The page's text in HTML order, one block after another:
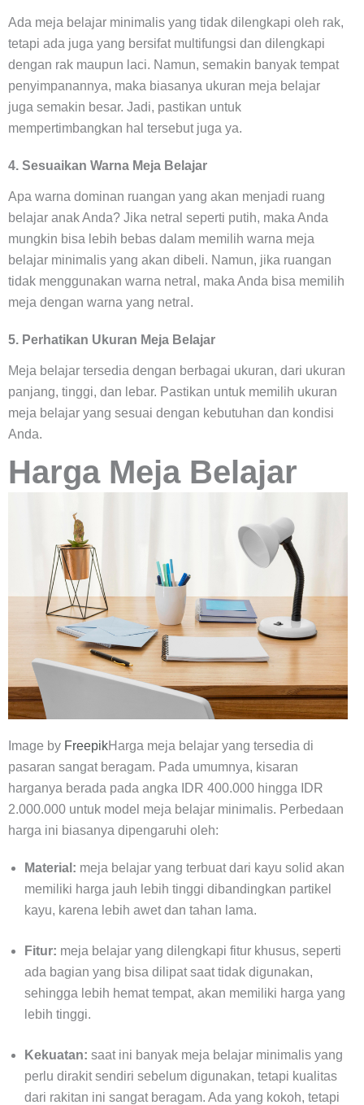
Ada meja belajar minimalis yang tidak dilengkapi oleh rak,
tetapi ada juga yang bersifat multifungsi dan dilengkapi
dengan rak maupun laci. Namun, semakin banyak tempat
penyimpanannya, maka biasanya ukuran meja belajar
juga semakin besar. Jadi, pastikan untuk
mempertimbangkan hal tersebut juga ya.
4. Sesuaikan Warna Meja Belajar
Apa warna dominan ruangan yang akan menjadi ruang
belajar anak Anda? Jika netral seperti putih, maka Anda
mungkin bisa lebih bebas dalam memilih warna meja
belajar minimalis yang akan dibeli. Namun, jika ruangan
tidak menggunakan warna netral, maka Anda bisa memilih
meja dengan warna yang netral.
5. Perhatikan Ukuran Meja Belajar
Meja belajar tersedia dengan berbagai ukuran, dari ukuran
panjang, tinggi, dan lebar. Pastikan untuk memilih ukuran
meja belajar yang sesuai dengan kebutuhan dan kondisi
Anda.
Harga Meja Belajar
Image by FreepikHarga meja belajar yang tersedia di
pasaran sangat beragam. Pada umumnya, kisaran
harganya berada pada angka IDR 400.000 hingga IDR
2.000.000 untuk model meja belajar minimalis. Perbedaan
harga ini biasanya dipengaruhi oleh:
Material: meja belajar yang terbuat dari kayu solid akan
memiliki harga jauh lebih tinggi dibandingkan partikel
kayu, karena lebih awet dan tahan lama.
Fitur: meja belajar yang dilengkapi fitur khusus, seperti
ada bagian yang bisa dilipat saat tidak digunakan,
sehingga lebih hemat tempat, akan memiliki harga yang
lebih tinggi.
Kekuatan: saat ini banyak meja belajar minimalis yang
perlu dirakit sendiri sebelum digunakan, tetapi kualitas
dari rakitan ini sangat beragam. Ada yang kokoh, tetapi